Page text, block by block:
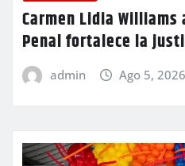
Carmen Lidia
Penal fortalece la
admin Ago 5, 2026